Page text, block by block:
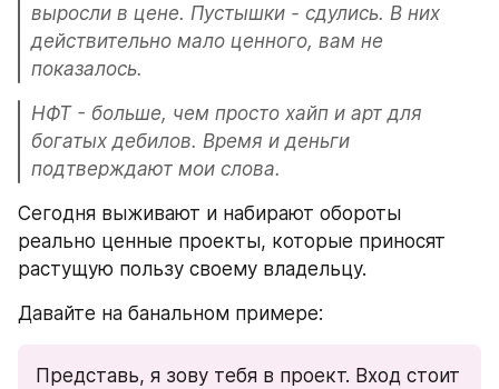
выросли в цене. Пустышки - сдулись. В них
действительно мало ценного, вам не
показалось.
НФТ - больше, чем просто хайп и арт для
богатых дебилов. Время и деньги
подтверждают мои слова.
Сегодня выживают и набирают обороты
реально ценные проекты, которые приносят
растущую пользу своему владельцу.
Давайте на банальном примере:
Представь, я зову тебя в проект. Вход стоит